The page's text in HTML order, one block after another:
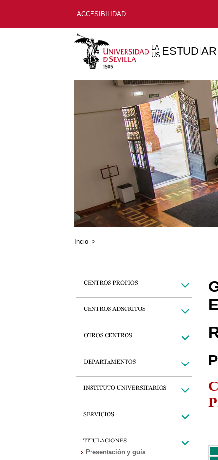
ACCESIBILIDAD
LA
US ESTUDIAR
Incio >
Presentación y guía